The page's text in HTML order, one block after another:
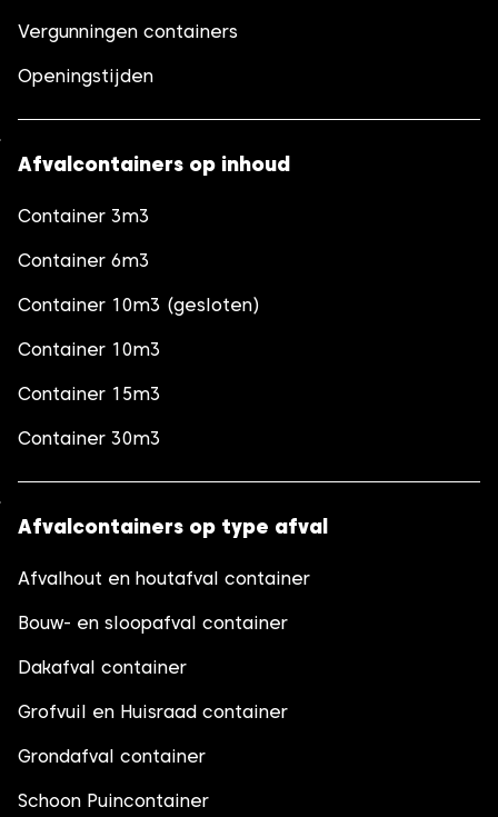
Vergunningen containers
Openingstijden
Afvalcontainers op inhoud
Container 3m3
Container 6m3
Container 10m3 (gesloten)
Container 10m3
Container 15m3
Container 30m3
Afvalcontainers op type afval
Afvalhout en houtafval container
Bouw- en sloopafval container
Dakafval container
Grofvuil en Huisraad container
Grondafval container
Schoon Puincontainer